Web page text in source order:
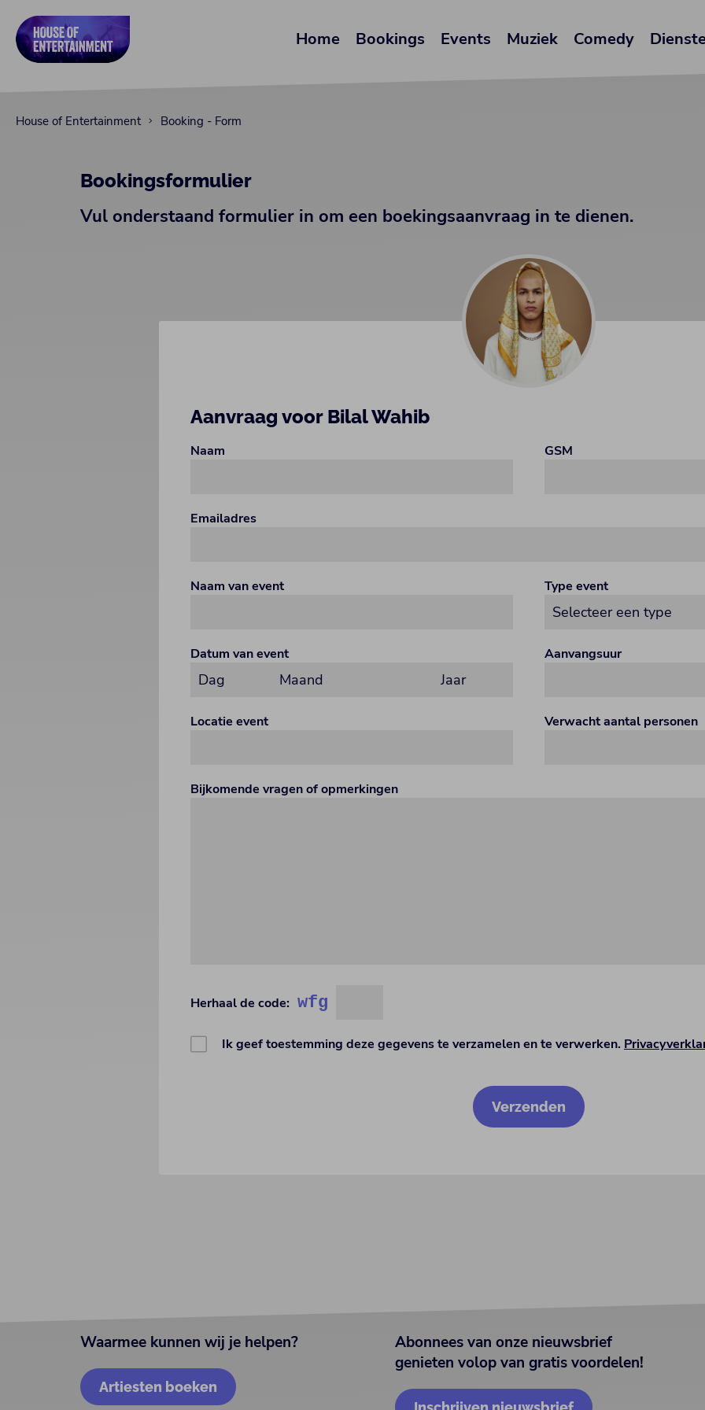
Home Bookings Events Muziek Comedy
House of Entertainment Booking - Form
Bookingsformulier
Vul onderstaand formulier in om een boekingsaanvraag in te dienen.
Aanvraag voor Bilal Wahib
Naam GSM
Emailadres
Naam van event Type event
Datum van event Aanvangsuur
Locatie event Verwacht aantal personen
Bijkomende vragen of opmerkingen
Herhaal de code: wfg
Ik geef toestemming deze gegevens te verzamelen en te verwerken.
Waarmee kunnen wij je helpen?
Artiesten boeken
Abonnees van onze nieuwsbrief
genieten volop van gratis voordelen!